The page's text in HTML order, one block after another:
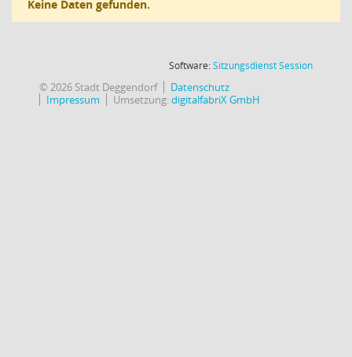
Keine Daten gefunden.
Software:SitzungsdienstSession(Wird in
© 2026 Stadt Deggendorf
Datenschutz
Impressum
Umsetzung:digitalfabriX GmbH